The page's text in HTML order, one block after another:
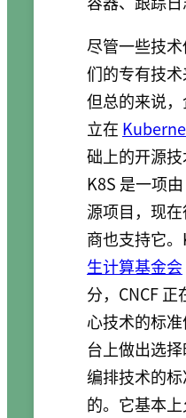
尽管一些技
们的专有技术
但总的来说
立在
础上的开源技
K8S 是一项
源项目，现
商也支持它
生计算基金会
分，CNCF
心技术的标
台上做出选
编排技术的
的。它基本